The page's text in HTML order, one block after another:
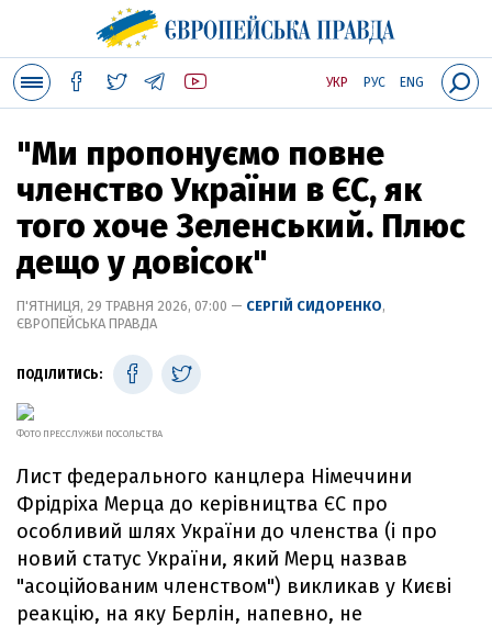
УКР РУС ENG
"Ми пропонуємо повне
членство України в ЄС, як
того хоче Зеленський. Плюс
дещо у довісок"
П'ЯТНИЦЯ, 29 ТРАВНЯ 2026, 07:00 — СЕРГІЙ СИДОРЕНКО,
ЄВРОПЕЙСЬКА ПРАВДА
ПОДІЛИТИСЬ:
ФОТО ПРЕССЛУЖБИ ПОСОЛЬСТВА
Лист федерального канцлера Німеччини
Фрідріха Мерца до керівництва ЄС про
особливий шлях України до членства (і про
новий статус України, який Мерц назвав
"асоційованим членством") викликав у Києві
реакцію, на яку Берлін, напевно, не